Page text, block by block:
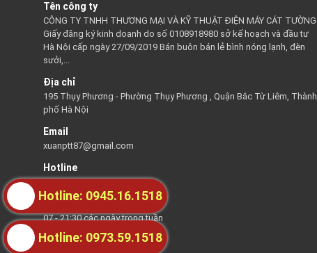
Tên công ty
CÔNG TY TNHH THƯƠNG MẠI VÀ KỸ THUẬT ĐIỆN MÁY CÁT TƯỜNG
Giấy đăng ký kinh doanh do số 0108918980 sở kế hoạch và đầu tư
Hà Nội cấp ngày 27/09/2019 Bán buôn bán lẻ bình nóng lạnh, đèn
sưởi,...
Địa chỉ
195 Thụy Phương - Phường Thụy Phương , Quận Bắc Từ Liêm, Thành
phố Hà Nội
Email
xuanptt87@gmail.com
Hotline
0945161518
Thời gian hỗ trợ
07 - 21:30 các ngày trong tuần
Hotline: 0973.59.1518
Hotline: 0945.16.1518